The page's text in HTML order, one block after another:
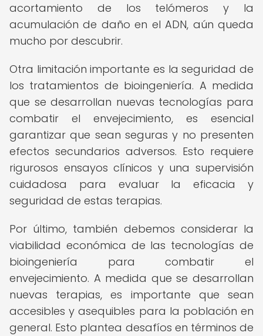
acortamiento de los telómeros y la
acumulación de daño en el ADN, aún queda
mucho por descubrir.
Otra limitación importante es la seguridad de
los tratamientos de bioingeniería. A medida
que se desarrollan nuevas tecnologías para
combatir el envejecimiento, es esencial
garantizar que sean seguras y no presenten
efectos secundarios adversos. Esto requiere
rigurosos ensayos clínicos y una supervisión
cuidadosa para evaluar la eficacia y
seguridad de estas terapias.
Por último, también debemos considerar la
viabilidad económica de las tecnologías de
bioingeniería para combatir el
envejecimiento. A medida que se desarrollan
nuevas terapias, es importante que sean
accesibles y asequibles para la población en
general. Esto plantea desafíos en términos de